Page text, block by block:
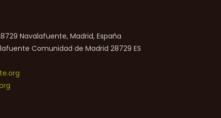
Navalafuente, Madrid, España
Comunidad de Madrid 28729 ES